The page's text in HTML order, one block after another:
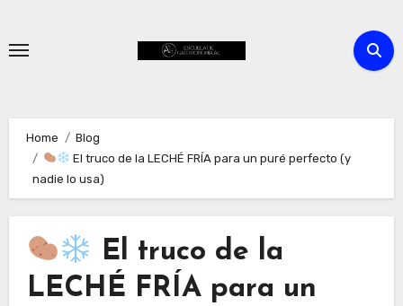
content
Home
Blog
El truco de la LECHÉ FRÍA para un puré perfecto (y
nadie lo usa)
El truco de la
LECHÉ FRÍA para un